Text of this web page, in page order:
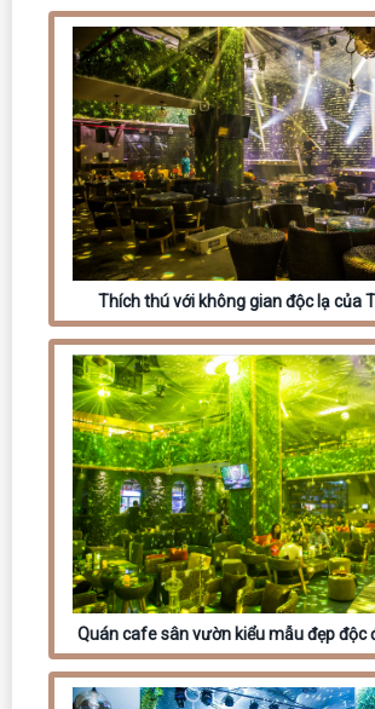
Thích thú với không gian độc lạ của
Quán cafe sân vườn kiểu mẫu đẹp độc